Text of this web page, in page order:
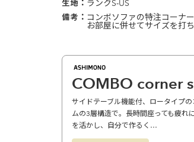
生地
ランクS-US
備考
コンボソファの特注コーナ
お部屋に併せてサイズを打
COMBO corner
サイドテーブル機能付、ロータイプ
ムの3層構造で。長時間座っても疲れ
を活かし、自分で作るく…